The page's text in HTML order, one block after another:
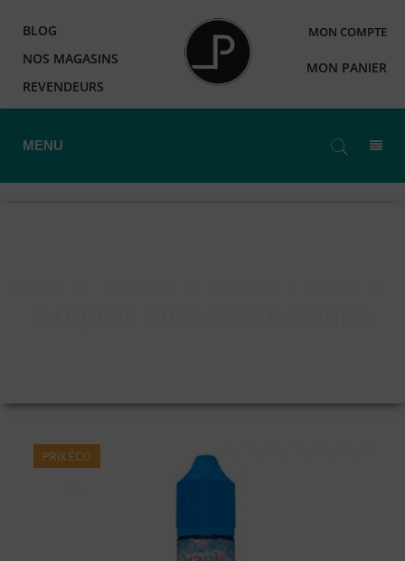
BLOG
NOS MAGASINS
REVENDEURS
MON COMPTE
MON PANIER
MENU
PRIX ÉCO